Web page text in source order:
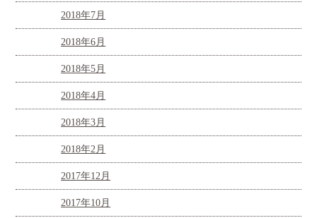
2018年7月
2018年6月
2018年5月
2018年4月
2018年3月
2018年2月
2017年12月
2017年10月